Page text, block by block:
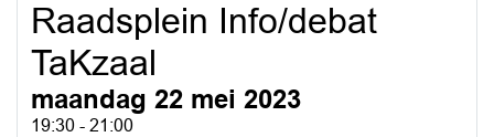
Raadsplein Info/debat
TaKzaal
maandag 22 mei 2023
19:30 - 21:00